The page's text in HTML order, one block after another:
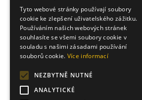
Tyto webové stránky používají soubory
cookie ke zlepšení uživatelského zážitku.
Používáním našich webových stránek
souhlasíte se všemi soubory cookie v
souladu s našimi zásadami používání
souborů cookie. Více informací
NEZBYTNĚ NUTNÉ
ANALYTICKÉ